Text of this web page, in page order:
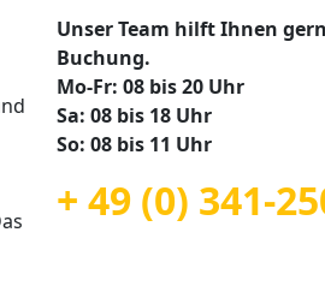
Unser Team hilft Ihnen
Buchung.
Mo-Fr: 08 bis 20 Uhr
Sa: 08 bis 18 Uhr
So: 08 bis 11 Uhr
+ 49 (0) 341-